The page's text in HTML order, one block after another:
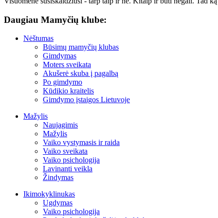
Daugiau Mamyčių klube:
Nėštumas
Būsimų mamyčių klubas
Gimdymas
Moters sveikata
Akušerė skuba į pagalbą
Po gimdymo
Kūdikio kraitelis
Gimdymo įstaigos Lietuvoje
Mažylis
Naujagimis
Mažylis
Vaiko vystymasis ir raida
Vaiko sveikata
Vaiko psichologija
Lavinanti veikla
Žindymas
Ikimokyklinukas
Ugdymas
Vaiko psichologija